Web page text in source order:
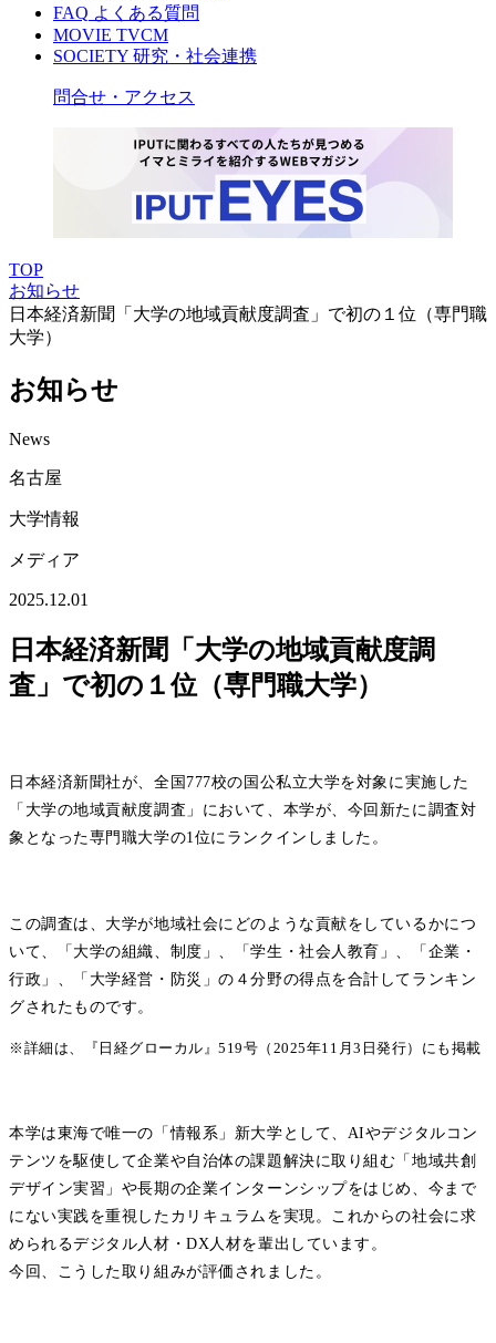
FAQ よくある質問
MOVIE TVCM
SOCIETY 研究・社会連携
問合せ・アクセス
TOP
お知らせ
日本経済新聞「大学の地域貢献度調査」で初の１位（専門職
大学）
お知らせ
News
名古屋
大学情報
メディア
2025.12.01
日本経済新聞「大学の地域貢献度調
査」で初の１位（専門職大学）
日本経済新聞社が、全国777校の国公私立大学を対象に実施した
「大学の地域貢献度調査」において、本学が、今回新たに調査対
象となった専門職大学の1位にランクインしました。
この調査は、大学が地域社会にどのような貢献をしているかにつ
いて、「大学の組織、制度」、「学生・社会人教育」、「企業・
行政」、「大学経営・防災」の４分野の得点を合計してランキン
グされたものです。
※詳細は、『日経グローカル』519号（2025年11月3日発行）にも掲載
本学は東海で唯一の「情報系」新大学として、AIやデジタルコン
テンツを駆使して企業や自治体の課題解決に取り組む「地域共創
デザイン実習」や長期の企業インターンシップをはじめ、今まで
にない実践を重視したカリキュラムを実現。これからの社会に求
められるデジタル人材・DX人材を輩出しています。
今回、こうした取り組みが評価されました。